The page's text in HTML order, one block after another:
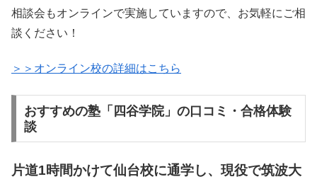
相談会もオンラインで実施していますので、お気軽にご相
談ください！
＞＞オンライン校の詳細はこちら
おすすめの塾「四谷学院」の口コミ・合格体験
談
片道1時間かけて仙台校に通学し、現役で筑波大